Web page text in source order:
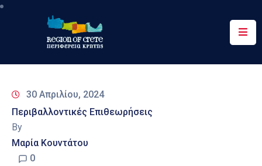
Περιφέρεια
&
Δράσεις
Ψηφιακές
30 Απριλίου, 2024
Περιβαλλοντικές Επιθεωρήσεις
By
Μαρία Κουντάτου
0